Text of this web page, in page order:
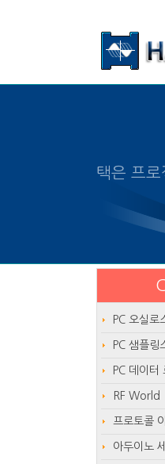
알
PC 오실로
PC 샘플링
PC 데이터
RF World
프로토콜
아두이노